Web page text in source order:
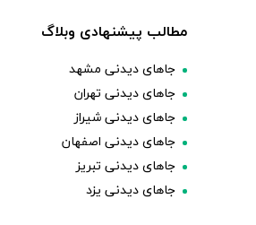
مطالب پیشنهادی وبلاگ
جاهای دیدنی مشهد
جاهای دیدنی تهران
جاهای دیدنی شیراز
جاهای دیدنی اصفهان
جاهای دیدنی تبریز
جاهای دیدنی یزد